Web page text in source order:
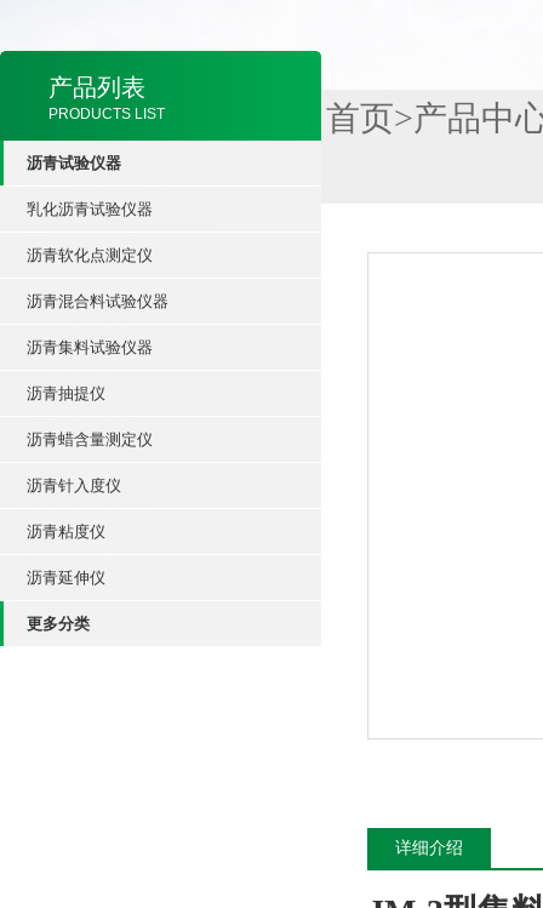
产品列表
PRODUCTS LIST
沥青试验仪器
乳化沥青试验仪器
沥青软化点测定仪
沥青混合料试验仪器
沥青集料试验仪器
沥青抽提仪
沥青蜡含量测定仪
沥青针入度仪
沥青粘度仪
沥青延伸仪
更多分类
首页>产品中
详细介绍